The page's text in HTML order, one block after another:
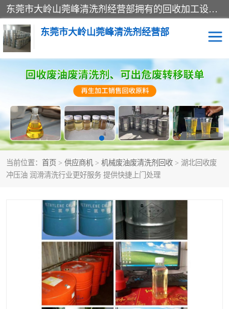
东莞市大岭山莞峰清洗剂经营部拥有的回收加工设备，大量废油回收、废清洗剂回收、废溶剂油回收、机械废油废清洗剂回收、废碳氢回收、碳氢液压油回收、碳氢二氯回收等废清洗剂处理；我们只是提供废旧化工原料的循环使用存放点，执行正规的存放，有正规的回收资质处理。同时我们公司批发零售回收级清洗剂，脱模油再生基础油，质量保证。
东莞市大岭山莞峰清洗剂经营部
当前位置： 首页 > 供应商机 > 机械废油废清洗剂回收 > 湖北回收废
冲压油 润滑清洗行业更好服务 提供快捷上门处理
废清洗剂回收
废溶剂油回收 机械废油废清洗剂回收
废碳氢回收 碳氢液压油回收
碳氢二氯回收 回收废三四氯乙烯
回收废白电油 回收废四氯乙烯
回收废清洗剂 上门回收废清洗剂